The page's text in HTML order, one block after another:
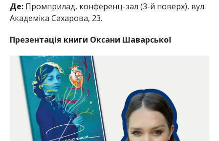
Де:Промприлад, конференц-зал (3-й поверх), вул.
Академіка Сахарова, 23.
Презентація книги Оксани Шаварської